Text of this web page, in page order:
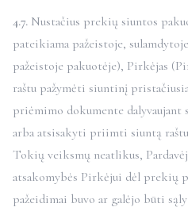
4.7. Nustačius prekių siuntos
pateikiama pažeistoje,
pažeistoje pakuotėje), Pirkėjas
raštu pažymėti siuntinį
priėmimo dokumente dalyvaujant
arba atsisakyti priimti siuntą
Tokių veiksmų neatlikus,
atsakomybės Pirkėjui dėl prekių
pažeidimai buvo ar galėjo būti
kurie
Gaukite naujienas ir
Informaciją apie duomenų tvarkymą